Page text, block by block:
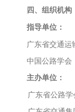
四、组织机构
指导单位：
广东省交通运
中国公路学会
主办单位：
广东省公路学